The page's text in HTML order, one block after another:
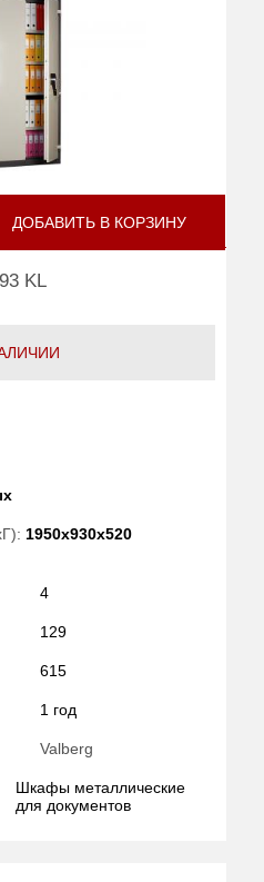
ДОБАВИТЬ В КОРЗИНУ
KL
1950x930x520
4
129
615
1 год
Valberg
Шкафы металлические
для документов